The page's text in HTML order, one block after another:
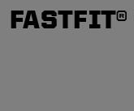
FASTFIT®